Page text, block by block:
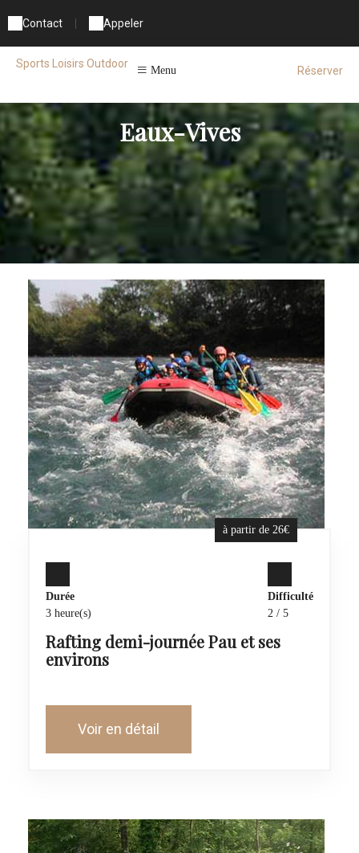
Contact Appeler
Sports Loisirs Outdoor
Menu Réserver
Eaux-Vives
à partir de 26€
Durée
3 heure(s)
Difficulté
2 / 5
Rafting demi-journée Pau et ses
environs
Voir en détail